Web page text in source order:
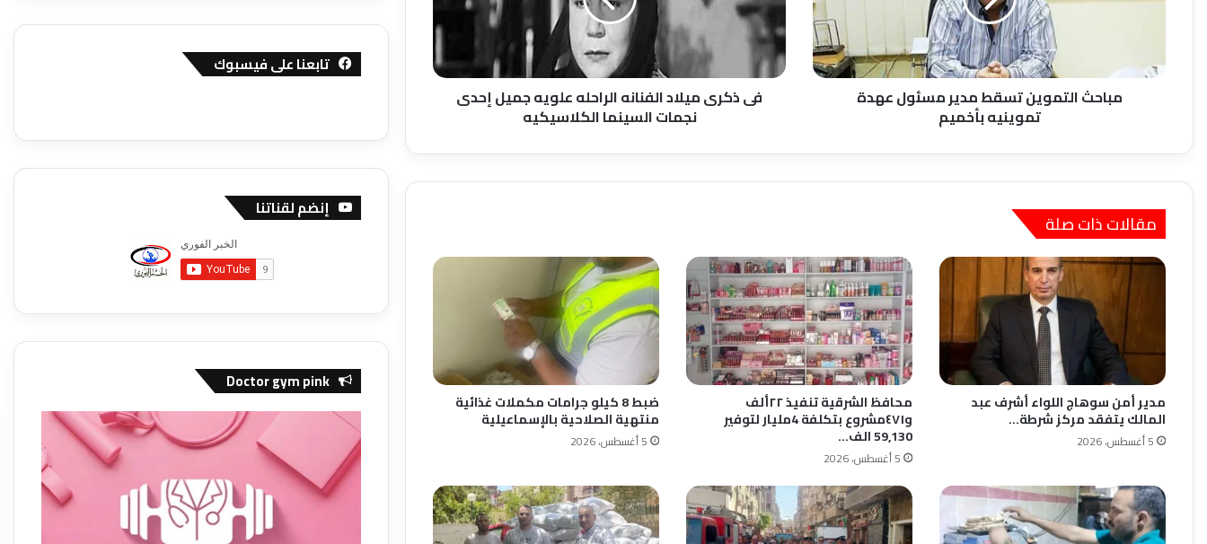
مباحث التموين تسقط مدير مسئول عهدة
تموينيه بأخميم
علويه
جميل
إحدى
نجمات
السينمافى ذكرى ميلاد الفنانه الراحله علويه جميل إحدى
نجمات السينما الكلاسيكيه
مقالات ذات صلة
مدير أمن سوهاج اللواء أشرف عبد
المالك يتفقد مركز شرطة…
5 أغسطس، 2026
محافظ الشرقية تنفيذ ٢٢ألف
و٤٧١مشروع بتكلفة 4مليار لتوفير
59,130 الف…
5 أغسطس، 2026
ضبط 8 كيلو جرامات مكملات غذائية
منتهية الصلاحية بالإسماعيلية
5 أغسطس، 2026
تابعنا على فيسبوك
إنضم لقناتنا
Doctor gym pink